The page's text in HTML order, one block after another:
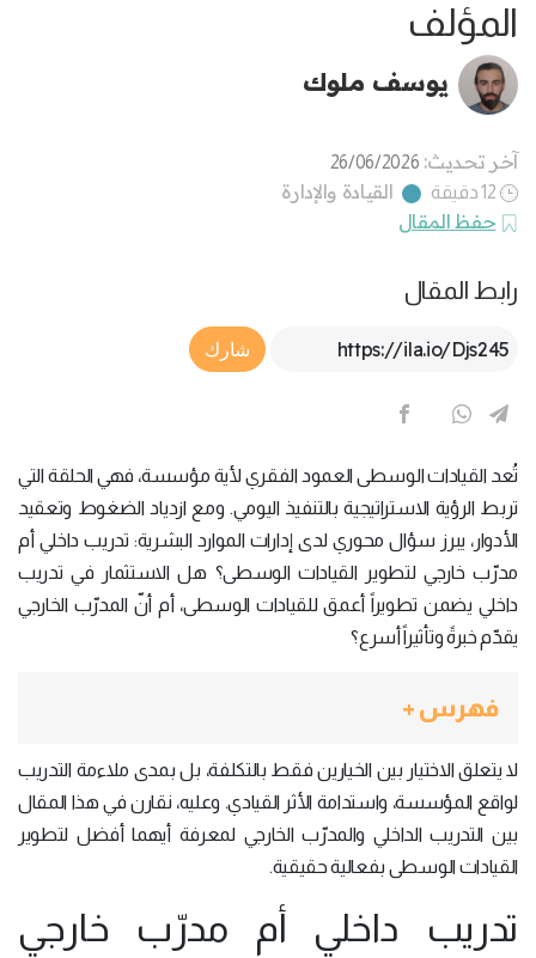
المؤلف
يوسف ملوك
آخر تحديث: 26/06/2026
12 دقيقة
القيادة والإدارة
حفظ المقال
رابط المقال
Article Link
شارك
تُعد القيادات الوسطى العمود الفقري لأية مؤسسة، فهي الحلقة التي
تربط الرؤية الاستراتيجية بالتنفيذ اليومي. ومع ازدياد الضغوط وتعقيد
الأدوار، يبرز سؤال محوري لدى إدارات الموارد البشرية: تدريب داخلي أم
مدرّب خارجي لتطوير القيادات الوسطى؟ هل الاستثمار في تدريب
داخلي يضمن تطويراً أعمق للقيادات الوسطى، أم أنّ المدرّب الخارجي
يقدّم خبرةً وتأثيراً أسرع؟
فهرس +
لا يتعلق الاختيار بين الخيارين فقط بالتكلفة، بل بمدى ملاءمة التدريب
لواقع المؤسسة، واستدامة الأثر القيادي. وعليه، نقارن في هذا المقال
بين التدريب الداخلي والمدرّب الخارجي لمعرفة أيهما أفضل لتطوير
القيادات الوسطى بفعالية حقيقية.
تدريب داخلي أم مدرّب خارجي